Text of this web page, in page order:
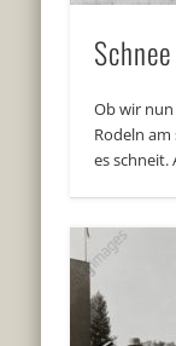
Ob wir
Rodeln
es schneit.